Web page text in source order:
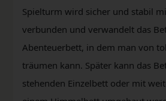
Spielturm wird sicher und stabil
verbunden und verwandelt das
Abenteuerbett, in dem man von
träumen kann. Später kann das
stehenden Einzelbett oder mit